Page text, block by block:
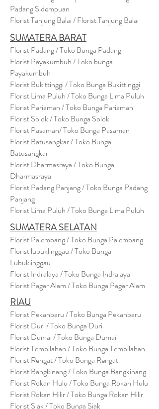
Padang Sidempuan
Florist Tanjung Balai / Florist Tanjung Balai
SUMATERA BARAT
Florist Padang / Toko Bunga Padang
Florist Payakumbuh / Toko bunga
Payakumbuh
Florist Bukittinggi / Toko Bunga Bukittinggi
Florist Lima Puluh / Toko Bunga Lima Puluh
Florist Pariaman / Toko Bunga Pariaman
Florist Solok / Toko Bunga Solok
Florist Pasaman/ Toko Bunga Pasaman
Florist Batusangkar / Toko Bunga
Batusangkar
Florist Dharmasraya / Toko Bunga
Dharmasraya
Florist Padang Panjang / Toko Bunga Padang
Panjang
Florist Lima Puluh / Toko Bunga Lima Puluh
SUMATERA SELATAN
Florist Palembang / Toko Bunga Palembang
Florist lubuklinggau / Toko Bunga
Lubuklinggau
Florist Indralaya / Toko Bunga Indralaya
Florist Pagar Alam / Toko Bunga Pagar Alam
RIAU
Florist Pekanbaru / Toko Bunga Pekanbaru
Florist Duri / Toko Bunga Duri
Florist Dumai / Toko Bunga Dumai
Florist Tembilahan / Toko Bunga Tembilahan
Florist Rengat / Toko Bunga Rengat
Florist Bangkinang / Toko Bunga Bangkinang
Florist Rokan Hulu / Toko Bunga Rokan Hulu
Florist Rokan Hilir / Toko Bunga Rokan Hilir
Florist Siak / Toko Bunga Siak